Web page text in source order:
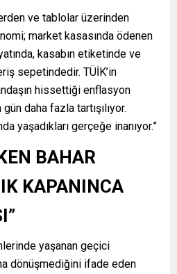
ve tablolar üzerinden
market kasasında ödenen
kasabın etiketinde ve
sepetindedir. TÜİK’in
hissettiği enflasyon
daha fazla tartışılıyor.
yaşadıkları gerçeğe inanıyor.”
BAHAR
KAPANINCA
yaşanan geçici
dönüşmediğini ifade eden